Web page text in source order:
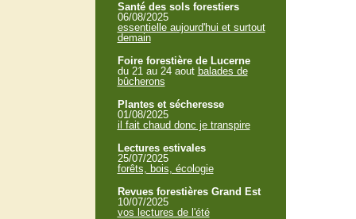
Santé des sols forestiers
06/08/2025
essentielle aujourd'hui et surtout
demain
Foire forestière de Lucerne
du 21 au 24 aout balades de
bûcherons
Plantes et sécheresse
01/08/2025
il fait chaud donc je transpire
Lectures estivales
25/07/2025
forêts, bois, écologie
Revues forestières Grand Est
10/07/2025
vos lectures de l'été